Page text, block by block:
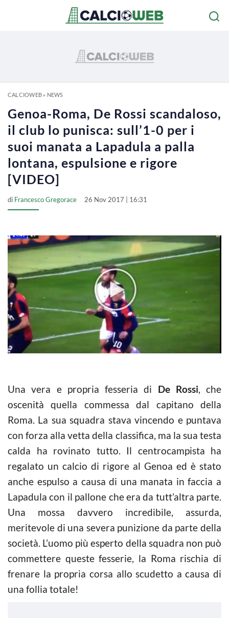
CALCIOWEB» NEWS
Genoa-Roma, De Rossi scandaloso,
il club lo punisca: sull’1-0 per i
suoi manata a Lapadula a palla
lontana, espulsione e rigore
[VIDEO]
di Francesco Gregorace 26 Nov 2017 | 16:31
Una vera e propria fesseria di De Rossi, che
oscenità quella commessa dal capitano della
Roma. La sua squadra stava vincendo e puntava
con forza alla vetta della classifica, ma la sua testa
calda ha rovinato tutto. Il centrocampista ha
regalato un calcio di rigore al Genoa ed è stato
anche espulso a causa di una manata in faccia a
Lapadula con il pallone che era da tutt’altra parte.
Una mossa davvero incredibile, assurda,
meritevole di una severa punizione da parte della
società. L’uomo più esperto della squadra non può
commettere queste fesserie, la Roma rischia di
frenare la propria corsa allo scudetto a causa di
una follia totale!